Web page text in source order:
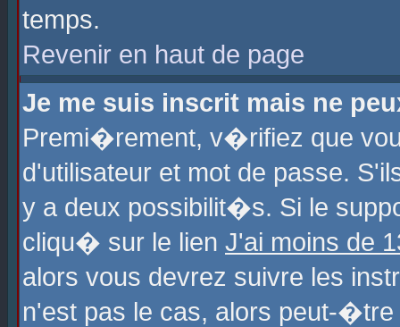
temps.
Revenir en haut de page
Je me suis inscrit mais ne
Premi�rement, v�rifiez que
d'utilisateur et mot de passe.
y a deux possibilit�s. Si le
cliqu� sur le lien J'ai moins de
alors vous devrez suivre les
n'est pas le cas, alors peut-